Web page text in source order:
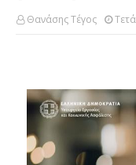
Θανάσης Τέγος